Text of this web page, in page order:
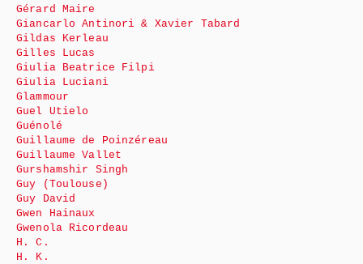
Gérard Maire
Giancarlo Antinori & Xavier Tabard
Gildas Kerleau
Gilles Lucas
Giulia Beatrice Filpi
Giulia Luciani
Glammour
Guel Utielo
Guénolé
Guillaume de Poinzéreau
Guillaume Vallet
Gurshamshir Singh
Guy (Toulouse)
Guy David
Gwen Hainaux
Gwenola Ricordeau
H. C.
H. K.